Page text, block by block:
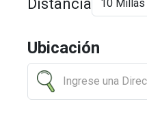
Ubicación